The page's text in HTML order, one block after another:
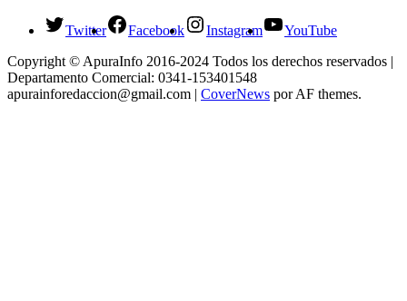
Twitter Facebook Instagram
YouTube
Copyright © ApuraInfo 2016-2024 Todos los derechos reservados |
Departamento Comercial: 0341-153401548
apurainforedaccion@gmail.com | CoverNews por AF themes.